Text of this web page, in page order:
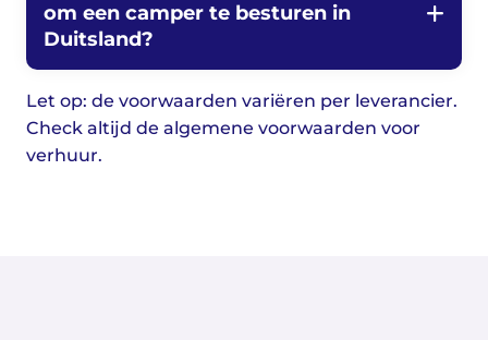
om een camper te besturen in
Duitsland?
Let op: de voorwaarden variëren per leverancier.
Check altijd de algemene voorwaarden voor
verhuur.